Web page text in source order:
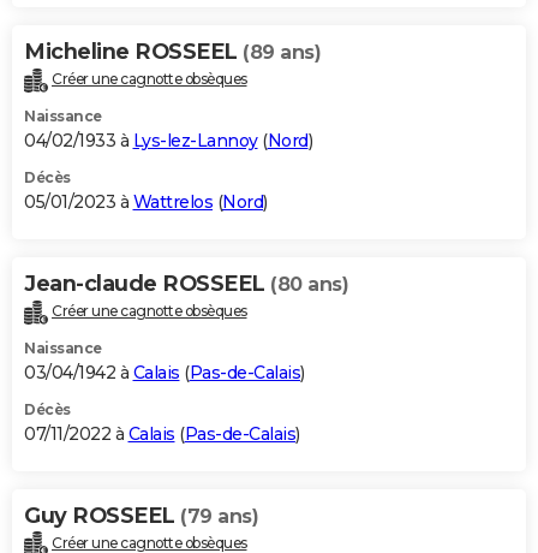
Micheline ROSSEEL (89 ans)
Créer une cagnotte obsèques
Naissance
04/02/1933 à Lys-lez-Lannoy(Nord)
Décès
05/01/2023 à Wattrelos (Nord)
Jean-claude ROSSEEL (80 ans)
Créer une cagnotte obsèques
Naissance
03/04/1942 à Calais (Pas-de-Calais)
Décès
07/11/2022 à Calais (Pas-de-Calais)
Guy ROSSEEL (79 ans)
Créer une cagnotte obsèques